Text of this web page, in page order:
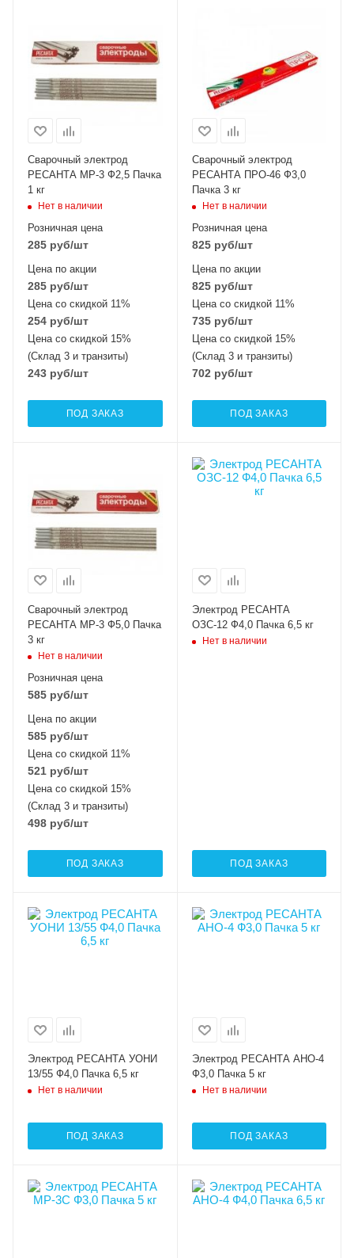
Сварочный электрод
РЕСАНТА МР-3 Ф2,5 Пачка
1 кг
Нет в наличии
Розничная цена
285 руб/шт
Цена по акции
285 руб/шт
Цена со скидкой 11%
254 руб/шт
Цена со скидкой 15%
(Склад 3 и транзиты)
243 руб/шт
ПОД ЗАКАЗ
Сварочный электрод
РЕСАНТА ПРО-46 Ф3,0
Пачка 3 кг
Нет в наличии
Розничная цена
825руб/шт
Цена по акции
825руб/шт
Цена со скидкой 11%
735руб/шт
Цена со скидкой 15%
(Склад 3 и транзиты)
702 руб/шт
ПОД ЗАКАЗ
Сварочный электрод
РЕСАНТА МР-3 Ф5,0 Пачка
3 кг
Нет в наличии
Розничная цена
585 руб/шт
Цена по акции
585 руб/шт
Цена со скидкой 11%
521 руб/шт
Цена со скидкой 15%
(Склад 3 и транзиты)
498 руб/шт
ПОД ЗАКАЗ
Электрод РЕСАНТА
ОЗС-12 Ф4,0 Пачка 6,5 кг
Нет в наличии
ПОД ЗАКАЗ
Электрод РЕСАНТА УОНИ
13/55 Ф4,0 Пачка 6,5 кг
Нет в наличии
ПОД ЗАКАЗ
Электрод РЕСАНТА АНО-4
Ф3,0 Пачка 5 кг
Нет в наличии
ПОД ЗАКАЗ